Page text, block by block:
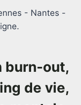
- Nantes -
burn-out,
de vie,